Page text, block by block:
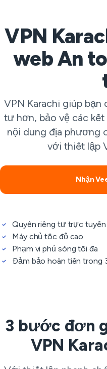
VPN
web An
VPN Karachi giúp
tư hơn, bảo vệ các
nội dung địa phương
với thiết lập
Nhận
Quyền riêng tư trực tuyến
Máy chủ tốc độ cao
Phạm vi phủ sóng tối đa
Đảm bảo hoàn tiền trong
3 bước đơn
VPN